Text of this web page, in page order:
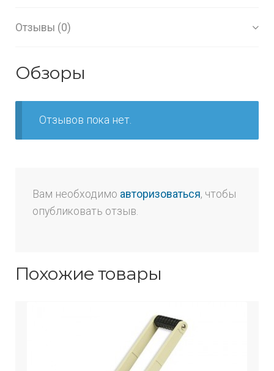
Отзывы (0)
Обзоры
Отзывов пока нет.
Вам необходимо авторизоваться, чтобы
опубликовать отзыв.
Похожие товары